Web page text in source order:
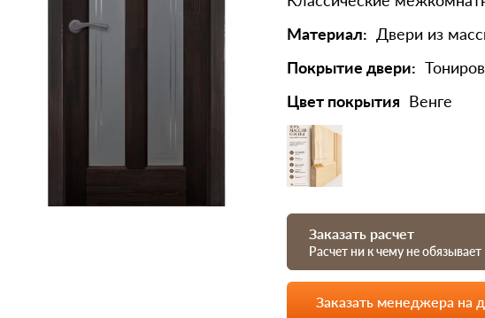
Материал: Двери из
Покрытие двери:
Цвет покрытия Венге
Заказать расчет
Расчет ни к чему не обязывает
Заказать менеджера на